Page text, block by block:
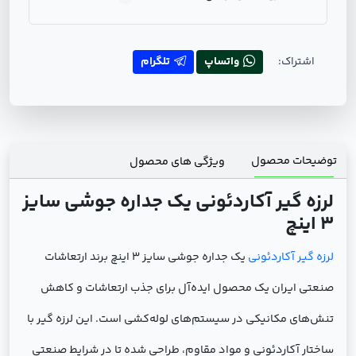
اشتراک: واتساپ تلگرام
توضیحات محصول ویژگی های محصول
لرزه گیر آکاردئونی یک جداره جوشی سایز
3 اینچ
لرزه گیر آکاردئونی
یک جداره جوشی سایز 3 اینچ برند ارتعاشات
صنعتی ایران یک محصول ایده‌آل برای جذب ارتعاشات و کاهش
تنش‌های مکانیکی در سیستم‌های لوله‌کشی است. این لرزه گیر با
ساختار آکاردئونی و مواد مقاوم، طراحی شده تا در شرایط صنعتی